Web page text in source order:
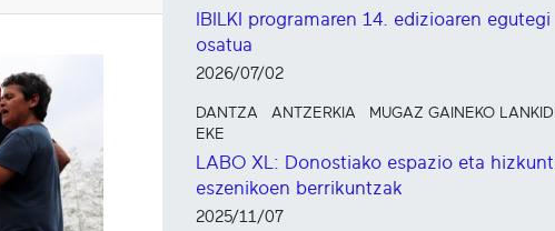
IBILKI programaren 14. edizioaren egutegi
osatua
2026/07/02
DANTZA ANTZERKIA
MUGAZ GAINEKO
EKE
LABO XL: Donostiako espazio eta
eszenikoen berrikuntzak
2025/11/07